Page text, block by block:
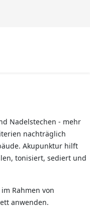
Nadelstechen - mehr
nachträglich
Akupunktur hilft
tonisiert, sediert und
Rahmen von
anwenden.